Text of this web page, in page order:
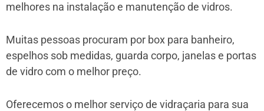
melhores na instalação e manutenção de vidros.
Muitas pessoas procuram por box para banheiro,
espelhos sob medidas, guarda corpo, janelas e portas
de vidro com o melhor preço.
Oferecemos o melhor serviço de vidraçaria para sua